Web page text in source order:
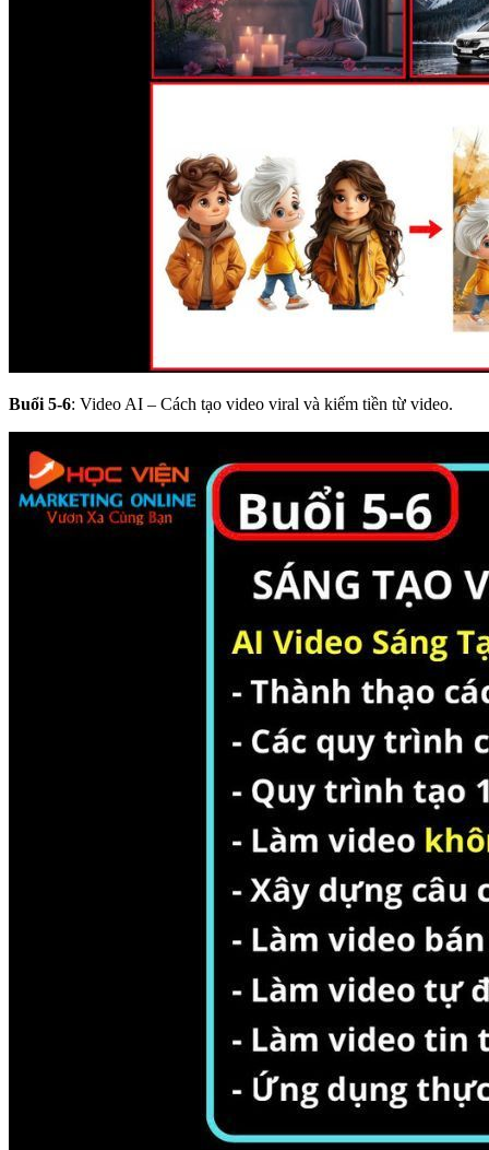
Buổi 5-6: Video AI – Cách tạo video viral và kiếm tiền từ video.